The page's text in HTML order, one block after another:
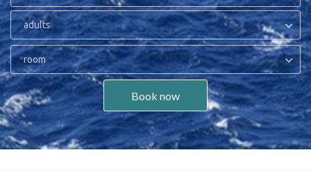
adults
room
Book now